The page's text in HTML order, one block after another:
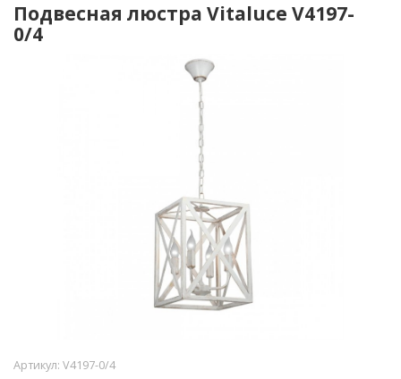
Подвесная люстра Vitaluce V4197-
0/4
Артикул: V4197-0/4